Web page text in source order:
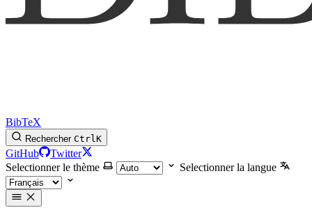
BibTeX
Rechercher CtrlK
GitHub
Twitter
Selectionner le thème
Selectionner la langue